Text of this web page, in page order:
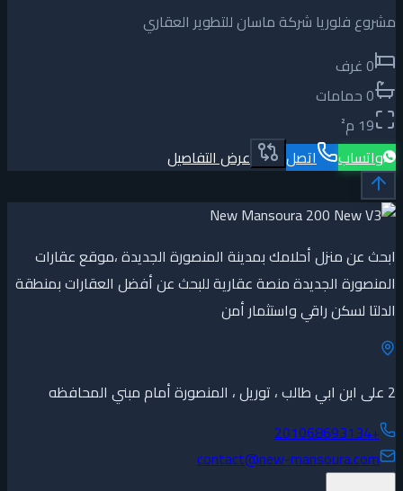
مشروع فلوريا شركة ماسان للتطوير العقاري
0غرف
0حمامات
19 م²
واتساب
اتصل عرض التفاصيل
ابحث عن منزل أحلامك بمدينة المنصورة الجديدة ،موقع عقارات
المنصورة الجديدة منصة عقارية للبحث عن أفضل العقارات بمنطقة
الدلتا لسكن راقي واستثمار أمن
2 على ابن ابي طالب ، توريل ، المنصورة أمام مبني المحافظه
+201068693134
contact@new-mansoura.com